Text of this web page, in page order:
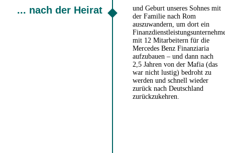
... nach der Heirat
und Geburt unseres Sohnes mit
der Familie nach Rom
auszuwandern, um dort ein
mit 12 Mitarbeitern für die
Mercedes Benz Finanziaria
aufzubauen – und dann nach
2,5 Jahren von der Mafia (das
war nicht lustig) bedroht zu
werden und schnell wieder
zurück nach Deutschland
zurückzukehren.